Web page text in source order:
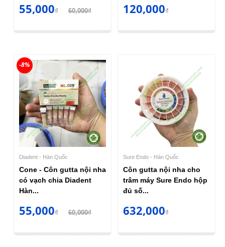
55,000₫ 60,000₫ 120,000₫
Diadent - Hàn Quốc
Cone - Côn gutta nội nha
có vạch chia Diadent
Hàn...
55,000₫ 60,000₫
-8%
Sure Endo - Hàn Quốc
Côn gutta nội nha cho
trâm máy Sure Endo hộp
đủ số...
632,000₫